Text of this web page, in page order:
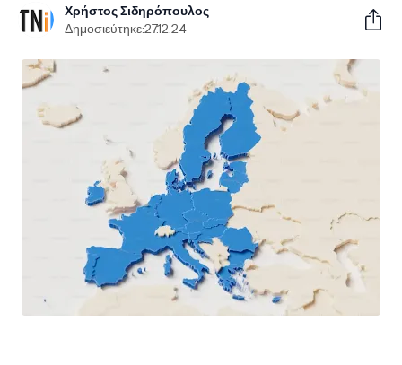
Χρήστος Σιδηρόπουλος
Δημοσιεύτηκε:27.12.24